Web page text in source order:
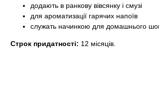
додають в ранкову вівсянку і смузі
для ароматизації гарячих напоїв
служать начинкою для домашнього
Строк придатності: 12 місяців.